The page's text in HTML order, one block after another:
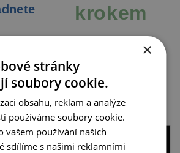
krokem
s výsledky
průzkumu
×
stránky
soubory cookie.
obsahu, reklam a analýze
používáme soubory cookie.
vašem používání našich
sdílíme s našimi reklamními